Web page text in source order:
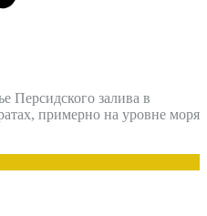
Персидского залива в
примерно на уровне моря